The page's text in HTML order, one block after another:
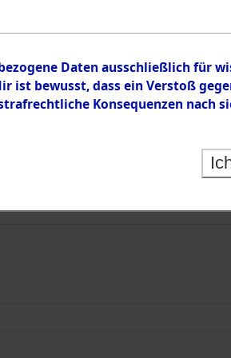
Daten ausschließlich für
bewusst, dass ein Verstoß
Konsequenzen nach